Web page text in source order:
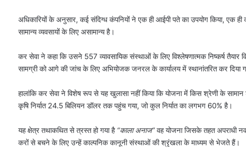
अधिकारियों के अनुसार, कई संदिग्ध कंपनियों ने एक ही आईपी पते का उपयोग किया, एक
सामान्य व्यवसायों के लिए असामान्य है।
कर सेवा ने कहा कि उसने 557 व्यावसायिक संस्थाओं के लिए विश्लेषणात्मक निष्कर्ष
सामग्री को आगे की जांच के लिए अभियोजक जनरल के कार्यालय में स्थानांतरित कर दिया
हालांकि कर सेवा ने विशेष रूप से यह खुलासा नहीं किया कि योजना में किस श्रेणी के
कृषि निर्यात 24.5 बिलियन डॉलर तक पहुंच गया, जो कुल निर्यात का लगभग 60% है।
यह क्षेत्र तथाकथित से त्रस्त हो गया है “काला अनाज”वह योजना जिसके तहत अपराधी
करों से बचने के लिए उन्हें काल्पनिक कानूनी संस्थाओं की श्रृंखला के माध्यम से भेजते हैं।